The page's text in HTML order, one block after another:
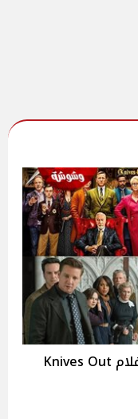
قرار غير متوقع من صناع سلسلة أفلام Knives Out